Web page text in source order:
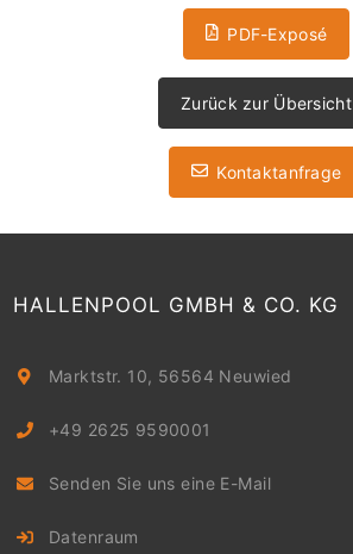
PDF-Exposé
Zurück zur Übersicht
Kontaktanfrage
HALLENPOOL GMBH & CO. KG
Marktstr. 10, 56564 Neuwied
+49 2625 9590001
Senden Sie uns eine E-Mail
Datenraum